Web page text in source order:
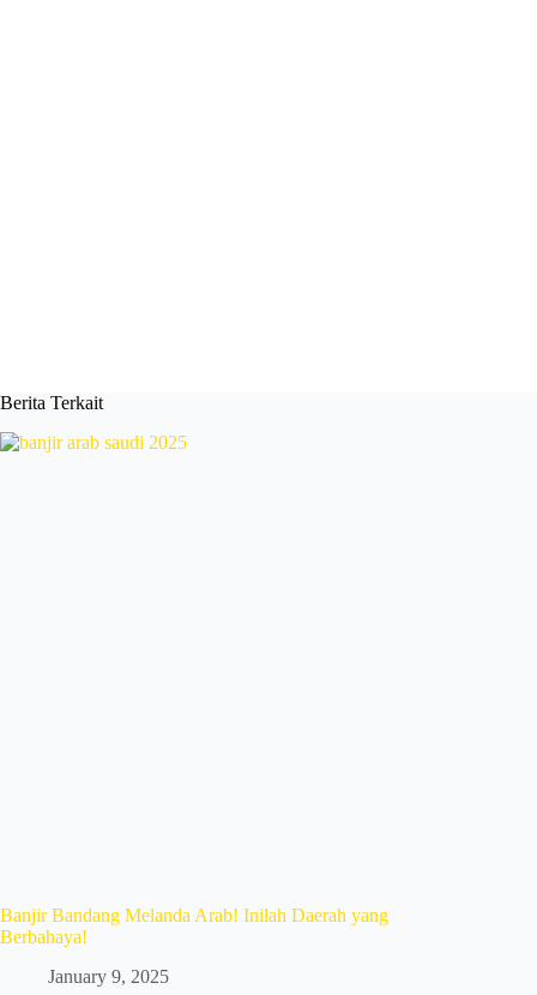
Berita Terkait
Banjir Bandang Melanda Arab! Inilah Daerah yang
Berbahaya!
January 9, 2025